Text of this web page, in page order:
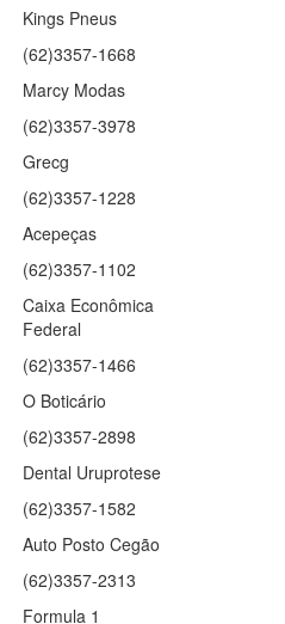
Kings Pneus
(62)3357-1668
Marcy Modas
(62)3357-3978
Grecg
(62)3357-1228
Acepeças
(62)3357-1102
Caixa Econômica
Federal
(62)3357-1466
O Boticário
(62)3357-2898
Dental Uruprotese
(62)3357-1582
Auto Posto Cegão
(62)3357-2313
Formula 1